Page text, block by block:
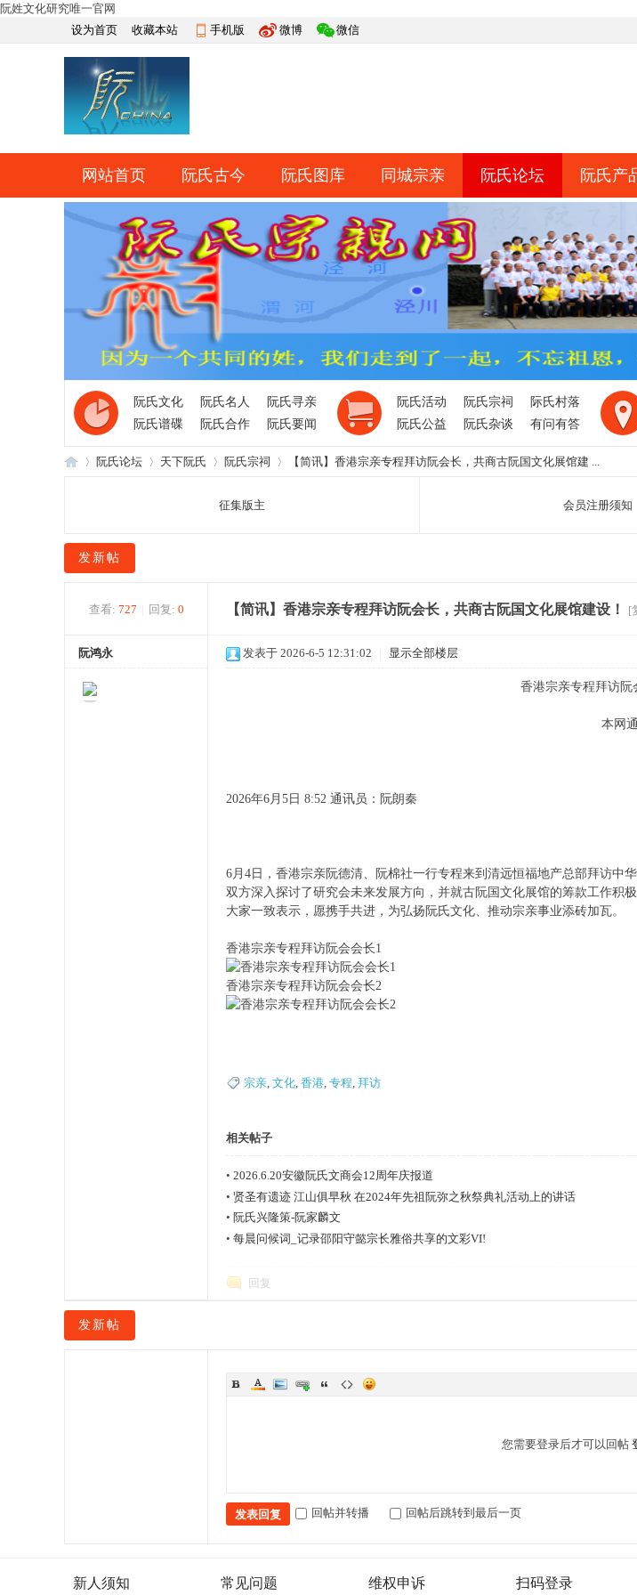
阮姓文化研究唯一官网
设为首页
收藏本站 手机版 微博 微信
快捷导航
网站首页 阮氏古今 阮氏图库 同城宗亲 阮氏论坛 阮氏产
网上祭祀 排行榜 导读 日志
阮氏文化 阮氏名人
阮氏寻亲
阮氏谱碟
阮氏合作 阮氏要闻
阮氏活动 阮氏宗祠
际氏村落
阮氏公益
阮氏杂谈 有问有答
阮氏论坛 天下阮氏 阮氏宗祠 【简讯】香港宗亲专程拜访阮会长，共商古阮国文化展馆建 ...
征集版主 会员注册须知
发新帖
查看: 727 回复: 0 【简讯】香港宗亲专程拜访阮会长，共商古阮国文化展馆建设！ [
阮鸿永 发表于 2026-6-5 12:31:02 显示全部楼层
香港宗亲专程拜访阮
本网
2026年6月5日 8:52 通讯员：阮朗秦
6月4日，香港宗亲阮德清、阮棉社一行专程来到清远恒福地产总部拜访中
双方深入探讨了研究会未来发展方向，并就古阮国文化展馆的筹款工作积极
大家一致表示，愿携手共进，为弘扬阮氏文化、推动宗亲事业添砖加瓦。
香港宗亲专程拜访阮会会长1
香港宗亲专程拜访阮会会长2
宗亲, 文化, 香港, 专程, 拜访
相关帖子
• 2026.6.20安徽阮氏文商会12周年庆报道
• 贤圣有遗迹 江山俱早秋 在2024年先祖阮弥之秋祭典礼活动上的讲话
• 阮氏兴隆策-阮家麟文
• 每晨问候词_记录邵阳守懿宗长雅俗共享的文彩VI!
回复
发新帖
您需要登录后才可以回帖
发表回复 回帖并转播 回帖后跳转到最后一页
新人须知 常见问题 维权申诉 扫码登录